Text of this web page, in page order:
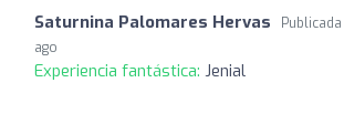
Saturnina Palomares Hervas
ago
Experiencia fantástica: Jenial